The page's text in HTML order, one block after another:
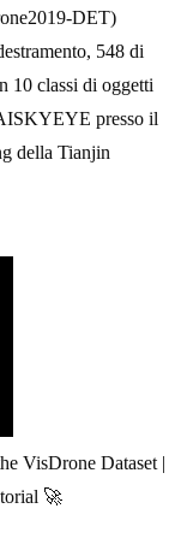
DET)
548 di
10 classi di oggetti
presso il
della Tianjin
VisDrone Dataset |
🚀